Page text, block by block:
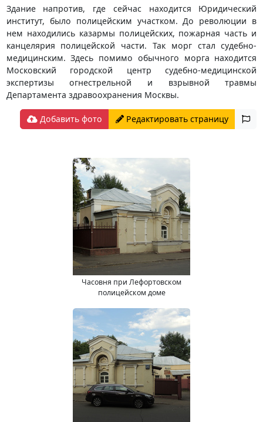
Здание напротив, где сейчас находится Юридический
институт, было полицейским участком. До революции в
нем находились казармы полицейских, пожарная часть и
канцелярия полицейской части. Так морг стал судебно-
медицинским. Здесь помимо обычного морга находится
Московский городской центр судебно-медицинской
экспертизы огнестрельной и взрывной травмы
Департамента здравоохранения Москвы.
Добавить фото Редактировать страницу
Часовня при Лефортовском
полицейском доме